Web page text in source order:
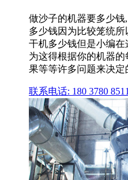
做沙子的机器要多少
多少钱因为比较笼统
干机多少钱但是小编在
为这得根据你的机器
果等等许多问题来决定
联系电话: 180 3780 8511